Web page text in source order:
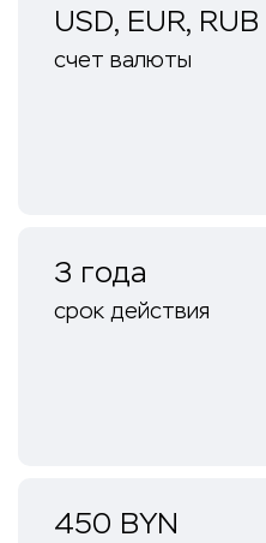
USD, EUR, RUB
счет валюты
3 года
срок действия
450 BYN